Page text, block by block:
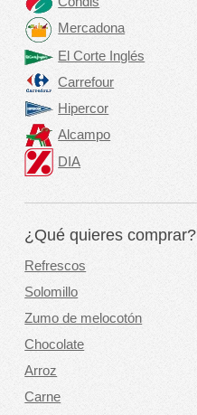
Mercadona
El Corte Inglés
Carrefour
Hipercor
Alcampo
DIA
¿Qué quieres comprar?
Refrescos
Solomillo
Zumo de melocotón
Chocolate
Arroz
Carne